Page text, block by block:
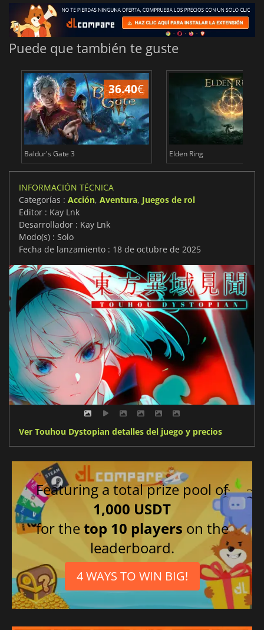
Puede que también te guste
36.40€
Baldur's Gate 3 Elden Ring
INFORMACIÓN TÉCNICA
Categorías : Acción, Aventura, Juegos de rol
Editor : Kay Lnk
Desarrollador : Kay Lnk
Modo(s) : Solo
Fecha de lanzamiento : 18 de octubre de 2025
Ver Touhou Dystopian detalles del juego y precios
Featuring a total prize pool of
1,000 USDT
for thetop 10 players on the
leaderboard.
4 WAYS TO WIN BIG!